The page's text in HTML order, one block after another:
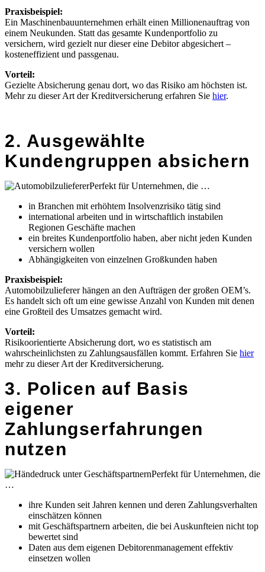
Praxisbeispiel:
Ein Maschinenbauunternehmen erhält einen Millionenauftrag von
einem Neukunden. Statt das gesamte Kundenportfolio zu
versichern, wird gezielt nur dieser eine Debitor abgesichert –
kosteneffizient und passgenau.
Vorteil:
Gezielte Absicherung genau dort, wo das Risiko am höchsten ist.
Mehr zu dieser Art der Kreditversicherung erfahren Sie hier.
2. Ausgewählte
Kundengruppen absichern
Perfekt für Unternehmen, die …
in Branchen mit erhöhtem Insolvenzrisiko tätig sind
international arbeiten und in wirtschaftlich instabilen
Regionen Geschäfte machen
ein breites Kundenportfolio haben, aber nicht jeden Kunden
versichern wollen
Abhängigkeiten von einzelnen Großkunden haben
Praxisbeispiel:
Automobilzulieferer hängen an den Aufträgen der großen OEM’s.
Es handelt sich oft um eine gewisse Anzahl von Kunden mit denen
eine Großteil des Umsatzes gemacht wird.
Vorteil:
Risikoorientierte Absicherung dort, wo es statistisch am
wahrscheinlichsten zu Zahlungsausfällen kommt. Erfahren Sie hier
mehr zu dieser Art der Kreditversicherung.
3. Policen auf Basis
eigener
Zahlungserfahrungen
nutzen
Perfekt für Unternehmen, die
…
ihre Kunden seit Jahren kennen und deren Zahlungsverhalten
einschätzen können
mit Geschäftspartnern arbeiten, die bei Auskunfteien nicht top
bewertet sind
Daten aus dem eigenen Debitorenmanagement effektiv
einsetzen wollen